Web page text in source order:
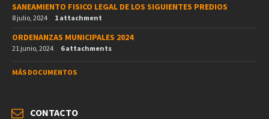
SANEAMIENTO FISICO LEGAL DE LOS SIGUIENTES PREDIOS
8 julio, 2024 1 attachment
ORDENANZAS MUNICIPALES 2024
21 junio, 2024 6 attachments
MÁS DOCUMENTOS
CONTACTO